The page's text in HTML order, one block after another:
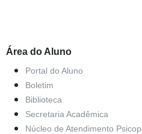
Área do Aluno
Portal do Aluno
Boletim
Biblioteca
Secretaria Acadêmica
Núcleo de Atendimento